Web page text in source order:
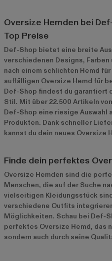
Oversize Hemden bei
Top Preise
Def-Shop bietet eine breite
verschiedenen Designs,
nach einem schlichten Hemd
auffälligen Oversize Hemd für
Def-Shop findest du garantiert
Stil. Mit über 22.500 Artikeln
Def-Shop eine riesige Auswahl
Produkten. Dank schneller
kannst du dein neues Oversize
Finde dein perfektes
Oversize Hemden sind die
Menschen, die auf der Suche
vielseitigen Kleidungsstück
verschiedene Outfits
Möglichkeiten. Schau bei Def-
perfektes Oversize Hemd, das
sondern auch durch seine